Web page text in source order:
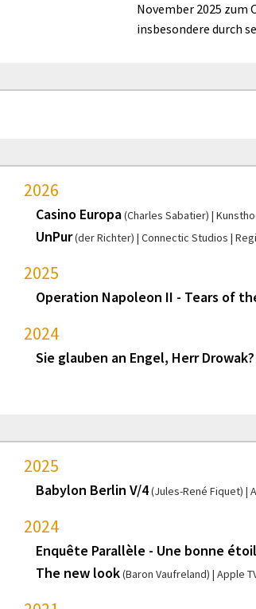
November 2025
insbesondere durch
2026
Casino Europa(Charles Sabatier)
UnPur(der Richter) Connectic Studios
2025
Operation Napoleon II - Tears of
2024
Sie glauben an Engel, Herr Drowak?
2025
Babylon Berlin V/4(Jules-René Fiquet)
2024
Enquête Parallèle - Une bonne
The new look(Baron Vaufreland) Apple